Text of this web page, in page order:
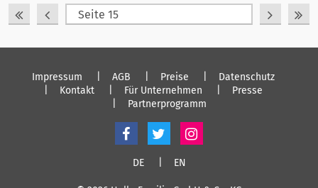
Impressum AGB Preise
Datenschutz
Kontakt
Für Unternehmen
Presse
Partnerprogramm
DE EN